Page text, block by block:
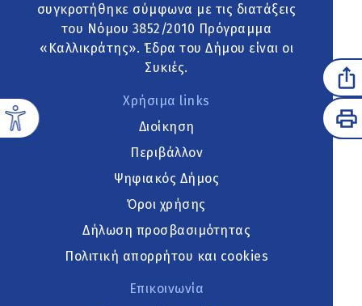
συγκροτήθηκε σύμφωνα με τις διατάξεις
του Νόμου 3852/2010 Πρόγραμμα
«Καλλικράτης». Έδρα του Δήμου είναι οι
Συκιές.
Χρήσιμα links
Διοίκηση
Περιβάλλον
Ψηφιακός Δήμος
Όροι χρήσης
Δήλωση προσβασιμότητας
Πολιτική απορρήτου και cookies
Επικοινωνία